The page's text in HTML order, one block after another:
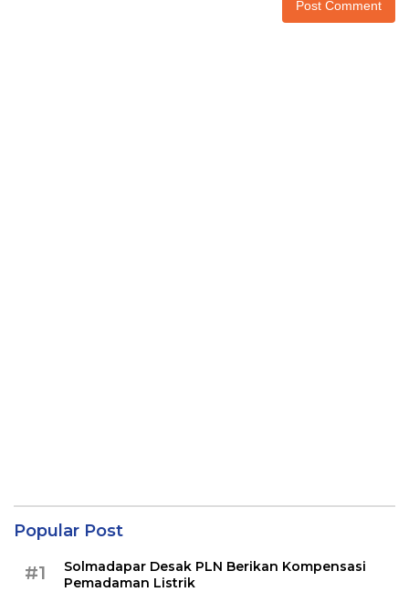
Popular Post
#1
Solmadapar Desak PLN Berikan Kompensasi
Pemadaman Listrik